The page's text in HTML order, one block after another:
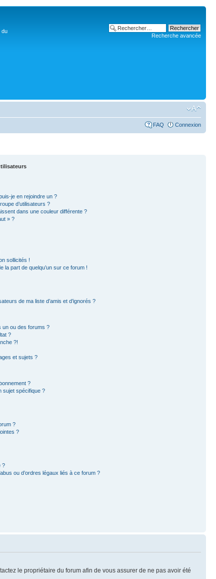
du
Recherche avancée
FAQ Connexion
je en rejoindre un ?
d’utilisateurs ?
dans une couleur différente ?
» ?
sollicités !
la part de quelqu’un sur ce forum !
de ma liste d’amis et d’ignorés ?
un ou des forums ?
?
?!
et sujets ?
?
sujet spécifique ?
?
?
?
ou d’ordres légaux liés à ce forum ?
le propriétaire du forum afin de vous assurer de ne pas avoir été